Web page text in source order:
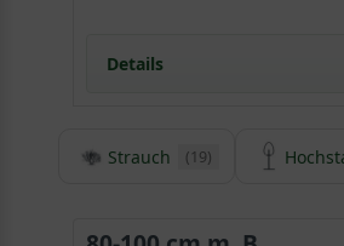
geringer Jahreszuwachs
Details
Detaillierte Informationen
hervorragend, um als
Strauch (19)